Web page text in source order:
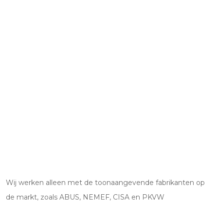
Wij werken alleen met de toonaangevende fabrikanten op
de markt, zoals ABUS, NEMEF, CISA en PKVW